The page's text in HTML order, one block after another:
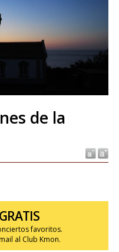
de la
favoritos.
al Club Kmon.